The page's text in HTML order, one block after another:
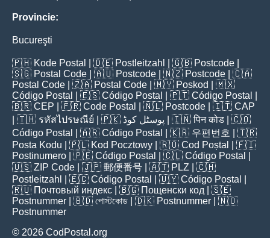
Provincie:
Bucureşti
🇵🇭 Kode Postal | 🇩🇪 Postleitzahl | 🇬🇧 Postcode
🇸🇬 Postal Code | 🇦🇺 Postcode | 🇳🇿 Postcode | 🇨🇦
Postal Code | 🇿🇦 Postal Code | 🇲🇾 Poskod
| 🇲🇽
Código Postal
| 🇪🇸 Código Postal | 🇵🇹 Código Postal
🇧🇷 CEP | 🇫🇷 Code Postal | 🇳🇱 Postcode | 🇮🇹 CAP
| 🇹🇭 รหัสไปรษณีย์ | 🇵🇰 پوسٹل کوڈ | 🇮🇳पिन कोड | 🇨🇴
Código Postal
| 🇦🇷 Código Postal | 🇰🇷 우편번호
| 🇹🇷
Posta Kodu | 🇵🇱 Kod Pocztowy | 🇷🇴 Cod Poștal
| 🇫🇮
Postinumero | 🇵🇪 Código Postal | 🇨🇱 Código Postal
🇺🇸 ZIP Code | 🇯🇵 郵便番号 | 🇦🇹 PLZ | 🇨🇭
Postleitzahl
| 🇪🇨 Código Postal | 🇺🇾 Código Postal
🇷🇺 Почтовый индекс | 🇧🇬 Пощенски код | 🇸🇪
Postnummer | 🇧🇩 পোস্টকোড | 🇩🇰 Postnummer | 🇳🇴
Postnummer
© 2026 CodPostal.org